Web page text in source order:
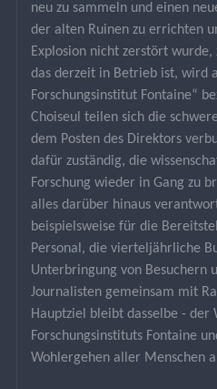
neu zu sammeln und einen
der alten Ruinen zu errichten
Explosion nicht zerstört
das derzeit in Betrieb ist, wird
Forschungsinstitut Fontaine“
Choiseul teilen sich die
dem Posten des Direktors
dafür zuständig, die
Forschung wieder in Gang zu
alles darüber hinaus
beispielsweise für die
Personal, die vierteljährliche
Unterbringung von Besuchern
Journalisten gemeinsam mit
Hauptziel bleibt dasselbe - der
Forschungsinstituts Fontaine
Wohlergehen aller Menschen